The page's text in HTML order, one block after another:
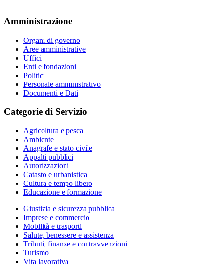
Amministrazione
Organi di governo
Aree amministrative
Uffici
Enti e fondazioni
Politici
Personale amministrativo
Documenti e Dati
Categorie di Servizio
Agricoltura e pesca
Ambiente
Anagrafe e stato civile
Appalti pubblici
Autorizzazioni
Catasto e urbanistica
Cultura e tempo libero
Educazione e formazione
Giustizia e sicurezza pubblica
Imprese e commercio
Mobilità e trasporti
Salute, benessere e assistenza
Tributi, finanze e contravvenzioni
Turismo
Vita lavorativa